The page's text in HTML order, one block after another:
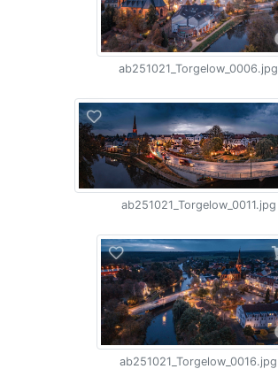
ab251021_Torgelow_0006.jpg
ab251021_Torgelow_0011.jpg
ab251021_Torgelow_0016.jpg